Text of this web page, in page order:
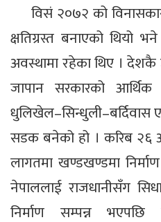
विसं २०७२ को
क्षतिग्रस्त बनाएको
अवस्थामा रहेका थिए । देशकै
जापान सरकारको आर्थिक
सडक बनेको हो । करिब २६
लागतमा खण्डखण्डमा
नेपाललाई राजधानीसँग
निर्माण सम्पन्न भएपछि